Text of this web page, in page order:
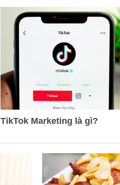
TikTok Marketing là gì?